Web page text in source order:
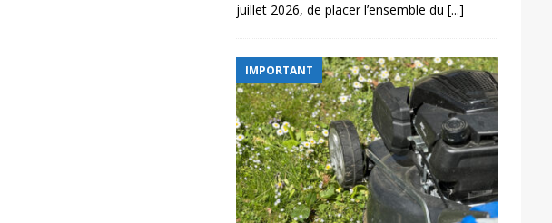
juillet 2026, de placer l’ensemble du [...]
IMPORTANT